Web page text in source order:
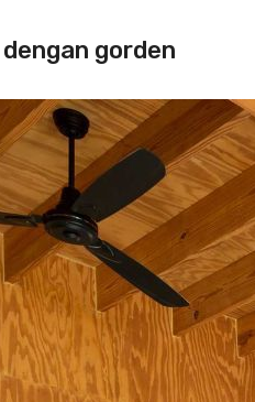
gorden